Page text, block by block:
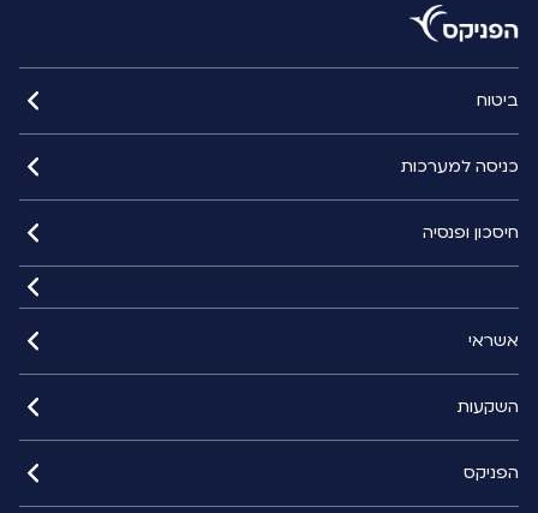
ביטוח
כניסה למערכות
חיסכון ופנסיה
אשראי
השקעות
הפניקס